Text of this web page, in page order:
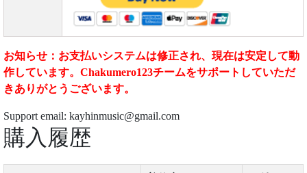
お知らせ：お支払いシステムは修正され、現在は安定して動
作しています。Chakumero123チームをサポートしていただ
きありがとうございます。
Support email: kayhinmusic@gmail.com
購入履歴